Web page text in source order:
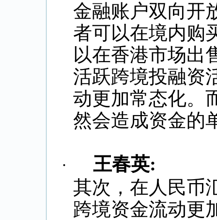
金融账户双向开
者可以在境内购
以在香港市场出
活跃跨境投融资
动更加常态化。
然会造成资金的
· 王春英:
其次，在人民币
跨境资金流动更